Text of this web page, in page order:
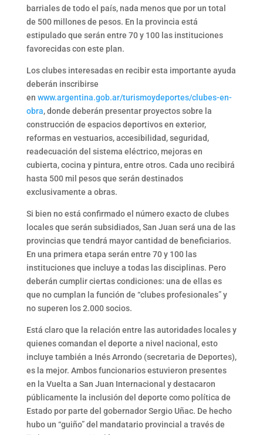
barriales de todo el país, nada menos que por un total
de 500 millones de pesos. En la provincia está
estipulado que serán entre 70 y 100 las instituciones
favorecidas con este plan.
Los clubes interesadas en recibir esta importante ayuda
deberán inscribirse
en www.argentina.gob.ar/turismoydeportes/clubes-en-
obra, donde deberán presentar proyectos sobre la
construcción de espacios deportivos en exterior,
reformas en vestuarios, accesibilidad, seguridad,
readecuación del sistema eléctrico, mejoras en
cubierta, cocina y pintura, entre otros. Cada uno recibirá
hasta 500 mil pesos que serán destinados
exclusivamente a obras.
Si bien no está confirmado el número exacto de clubes
locales que serán subsidiados, San Juan será una de las
provincias que tendrá mayor cantidad de beneficiarios.
En una primera etapa serán entre 70 y 100 las
instituciones que incluye a todas las disciplinas. Pero
deberán cumplir ciertas condiciones: una de ellas es
que no cumplan la función de “clubes profesionales” y
no superen los 2.000 socios.
Está claro que la relación entre las autoridades locales y
quienes comandan el deporte a nivel nacional, esto
incluye también a Inés Arrondo (secretaria de Deportes),
es la mejor. Ambos funcionarios estuvieron presentes
en la Vuelta a San Juan Internacional y destacaron
públicamente la inclusión del deporte como política de
Estado por parte del gobernador Sergio Uñac. De hecho
hubo un “guiño” del mandatario provincial a través de